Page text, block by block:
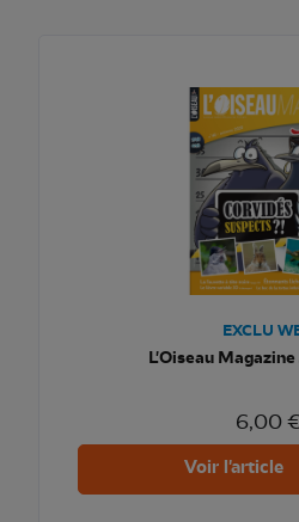
EXCLU
L'Oiseau
6,00 €
Voir l'article